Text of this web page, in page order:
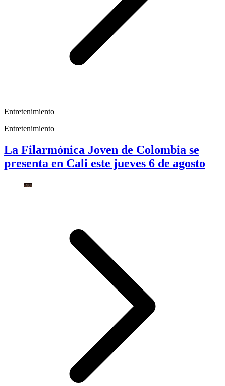
Entretenimiento
Entretenimiento
La Filarmónica Joven de Colombia se
presenta en Cali este jueves 6 de agosto